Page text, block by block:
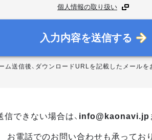
個人情報の取り扱い
入力内容を送信する
ム送信後、ダウンロードURLを記載したメールを
できない場合は、 info@kaonavi.jp
お電話でのお問い合わせも承ってお